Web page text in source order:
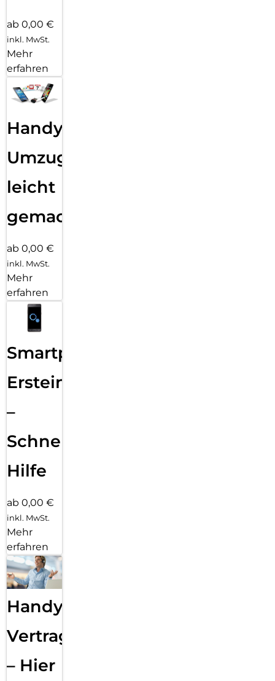
ab 0,00 €
inkl. MwSt.
Mehr
erfahren
Handy
Umzug
leicht
gemacht!
ab 0,00 €
inkl. MwSt.
Mehr
erfahren
Smartphone
Ersteinrichtung
–
Schnelle
Hilfe
ab 0,00 €
inkl. MwSt.
Mehr
erfahren
Handy
Vertragsabwicklung
– Hier